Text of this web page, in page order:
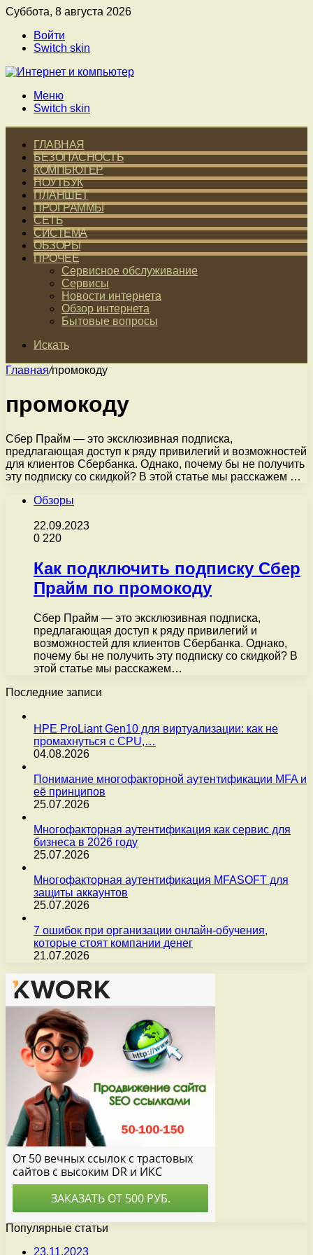
Суббота, 8 августа 2026
Войти
Switch skin
Меню
Switch skin
ГЛАВНАЯ
БЕЗОПАСНОСТЬ
КОМПЬЮТЕР
НОУТБУК
ПЛАНШЕТ
ПРОГРАММЫ
СЕТЬ
СИСТЕМА
ОБЗОРЫ
ПРОЧЕЕ
Сервисное обслуживание
Сервисы
Новости интернета
Обзор интернета
Бытовые вопросы
Искать
Главная/промокоду
промокоду
Сбер Прайм — это эксклюзивная подписка,
предлагающая доступ к ряду привилегий и возможностей
для клиентов Сбербанка. Однако, почему бы не получить
эту подписку со скидкой? В этой статье мы расскажем …
Обзоры
22.09.2023
0 220
Как подключить подписку Сбер
Прайм по промокоду
Сбер Прайм — это эксклюзивная подписка,
предлагающая доступ к ряду привилегий и
возможностей для клиентов Сбербанка. Однако,
почему бы не получить эту подписку со скидкой? В
этой статье мы расскажем…
Последние записи
HPE ProLiant Gen10 для виртуализации: как не
промахнуться с CPU,…
04.08.2026
Понимание многофакторной аутентификации MFA и
её принципов
25.07.2026
Многофакторная аутентификация как сервис для
бизнеса в 2026 году
25.07.2026
Многофакторная аутентификация MFASOFT для
защиты аккаунтов
25.07.2026
7 ошибок при организации онлайн-обучения,
которые стоят компании денег
21.07.2026
Популярные статьи
23.11.2023